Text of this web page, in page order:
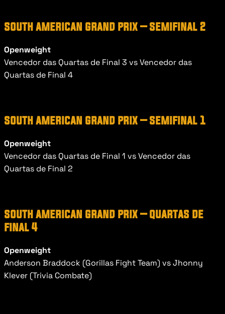
south american grand prix – semifinal 2
Openweight
Vencedor das Quartas de Final 3 vs Vencedor das
Quartas de Final 4
south american grand prix – semifinal 1
Openweight
Vencedor das Quartas de Final 1 vs Vencedor das
Quartas de Final 2
south american grand prix – quartas de
final 4
Openweight
Anderson Braddock (Gorillas Fight Team) vs Jhonny
Klever (Trivia Combate)